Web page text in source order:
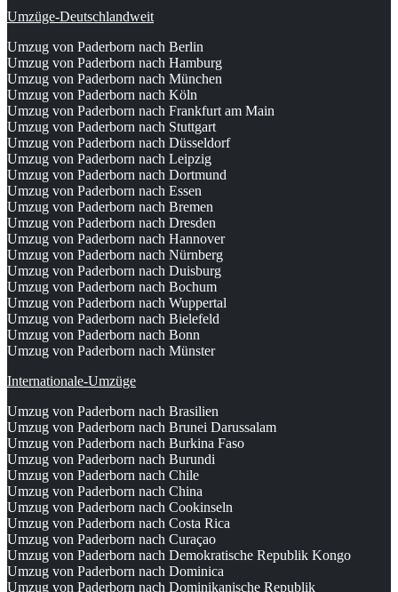
Umzüge-Deutschlandweit
Umzug von Paderborn nach Berlin
Umzug von Paderborn nach Hamburg
Umzug von Paderborn nach München
Umzug von Paderborn nach Köln
Umzug von Paderborn nach Frankfurt am Main
Umzug von Paderborn nach Stuttgart
Umzug von Paderborn nach Düsseldorf
Umzug von Paderborn nach Leipzig
Umzug von Paderborn nach Dortmund
Umzug von Paderborn nach Essen
Umzug von Paderborn nach Bremen
Umzug von Paderborn nach Dresden
Umzug von Paderborn nach Hannover
Umzug von Paderborn nach Nürnberg
Umzug von Paderborn nach Duisburg
Umzug von Paderborn nach Bochum
Umzug von Paderborn nach Wuppertal
Umzug von Paderborn nach Bielefeld
Umzug von Paderborn nach Bonn
Umzug von Paderborn nach Münster
Internationale-Umzüge
Umzug von Paderborn nach Brasilien
Umzug von Paderborn nach Brunei Darussalam
Umzug von Paderborn nach Burkina Faso
Umzug von Paderborn nach Burundi
Umzug von Paderborn nach Chile
Umzug von Paderborn nach China
Umzug von Paderborn nach Cookinseln
Umzug von Paderborn nach Costa Rica
Umzug von Paderborn nach Curaçao
Umzug von Paderborn nach Demokratische Republik Kongo
Umzug von Paderborn nach Dominica
Umzug von Paderborn nach Dominikanische Republik